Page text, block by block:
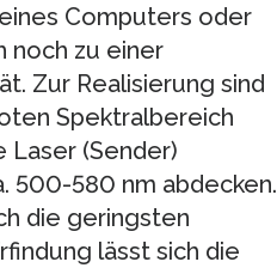
Computers oder
noch zu einer
Zur Realisierung sind
Spektralbereich
(Sender)
500-580 nm abdecken.
die geringsten
lässt sich die